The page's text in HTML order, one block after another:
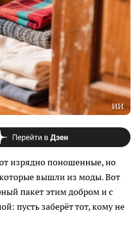
ИИ
изрядно поношенные, но
вышли из моды. Вот
пакет этим добром и с
пусть заберёт тот, кому не